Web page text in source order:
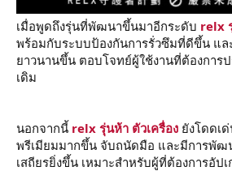
เมื่อพูดถึงรุ่นที่พัฒนาขึ้นมาอีกระดับ relx
พร้อมกับระบบป้องกันการรั่วซึมที่ดีขึ้น แล
ยาวนานขึ้น ตอบโจทย์ผู้ใช้งานที่ต้องการ
เดิม
นอกจากนี้ relx รุ่นห้า ตัวเครื่อง ยังโดดเ
พรีเมียมมากขึ้น จับถนัดมือ และมีการพัฒ
เสถียรยิ่งขึ้น เหมาะสำหรับผู้ที่ต้องการอัป